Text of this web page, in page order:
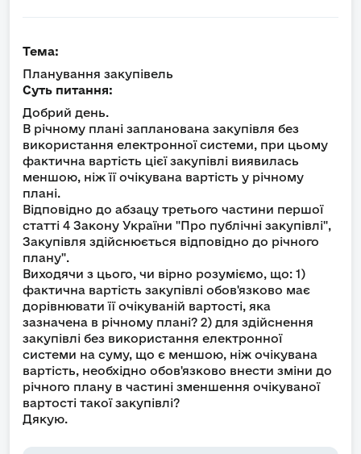
Тема:
Планування закупівель
Суть питання:
Добрий день.​
В річному плані запланована закупівля без
використання електронної системи​, при цьому
фактична вартість цієї закупівлі виявилась
меншою, ніж її очікувана вартість у річному
плані.
Відповідно до абзацу третього частини першої
статті 4 Закону України "Про публічні закупівлі",
Закупівля здійснюється відповідно до річного
плану".
Виходячи з цього, чи вірно розуміємо, що: 1)
фактична вартість закупівлі обов'язково має
дорівнювати її очікуваній вартості, яка
зазначена в річному плані?​ 2) для здійснення
закупівлі без використання електронної
системи​ на суму, що є меншою, ніж очікувана
вартість, необхідно обов'язково внести зміни до
річного плану в частині зменшення очікуваної
вартості такої закупівлі?
Дякую.